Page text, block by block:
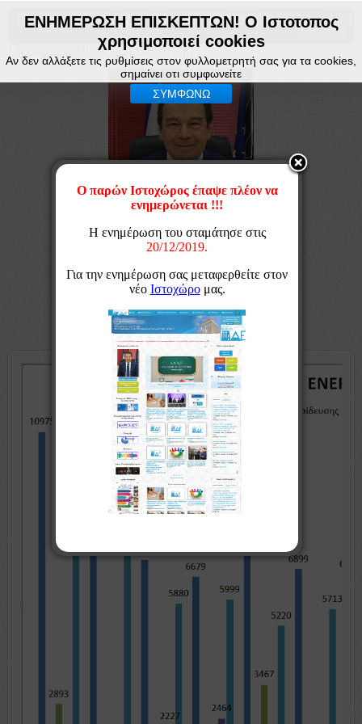
Περιφερειακή Διεύθυνση Α βάθμιας & Β
ΕΝΗΜΕΡΩΣΗ ΕΠΙΣΚΕΠΤΩΝ! Ο Ιστοτοπος
χρησιμοποιεί cookies
Αν δεν αλλάξετε τις ρυθμίσεις στον φυλλομετρητή σας για τα cookies,
σημαίνει οτι συμφωνείτε
ΣΥΜΦΩΝΩ
Περιφερειακός Διευθυντής
Βιογραφικό Γεωργίου Κόσυβα
Χαιρετισμός για την ανάληψη των καθηκόντων
Χαιρετισμός για την νέα Σχολική Χρονιά